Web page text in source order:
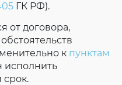
ГК РФ).
от договора,
к пунктам
исполнить
срок.